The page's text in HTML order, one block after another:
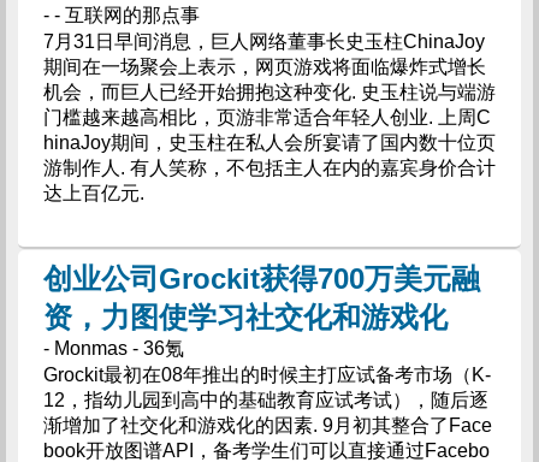
- - 互联网的那点事
7月31日早间消息，巨人网络董事长史玉柱ChinaJoy
期间在一场聚会上表示，网页游戏将面临爆炸式增长
机会，而巨人已经开始拥抱这种变化. 史玉柱说与端游
门槛越来越高相比，页游非常适合年轻人创业. 上周C
hinaJoy期间，史玉柱在私人会所宴请了国内数十位页
游制作人. 有人笑称，不包括主人在内的嘉宾身价合计
达上百亿元.
创业公司Grockit获得700万美元融
资，力图使学习社交化和游戏化
- Monmas - 36氪
Grockit最初在08年推出的时候主打应试备考市场（K-
12，指幼儿园到高中的基础教育应试考试），随后逐
渐增加了社交化和游戏化的因素. 9月初其整合了Face
book开放图谱API，备考学生们可以直接通过Facebo